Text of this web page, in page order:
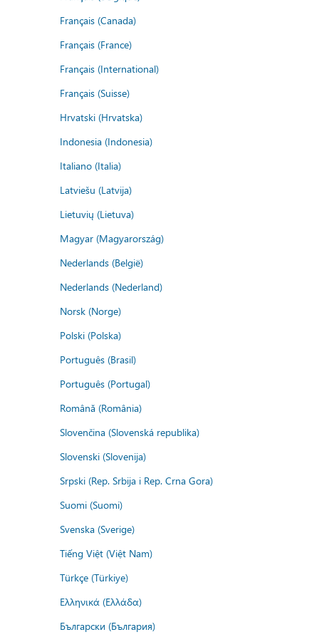
Français (Canada)
Français (France)
Français (International)
Français (Suisse)
Hrvatski (Hrvatska)
Indonesia (Indonesia)
Italiano (Italia)
Latviešu (Latvija)
Lietuvių (Lietuva)
Magyar (Magyarország)
Nederlands (België)
Nederlands (Nederland)
Norsk (Norge)
Polski (Polska)
Português (Brasil)
Português (Portugal)
Română (România)
Slovenčina (Slovenská republika)
Slovenski (Slovenija)
Srpski (Rep. Srbija i Rep. Crna Gora)
Suomi (Suomi)
Svenska (Sverige)
Tiếng Việt (Việt Nam)
Türkçe (Türkiye)
Ελληνικά (Ελλάδα)
Български (България)